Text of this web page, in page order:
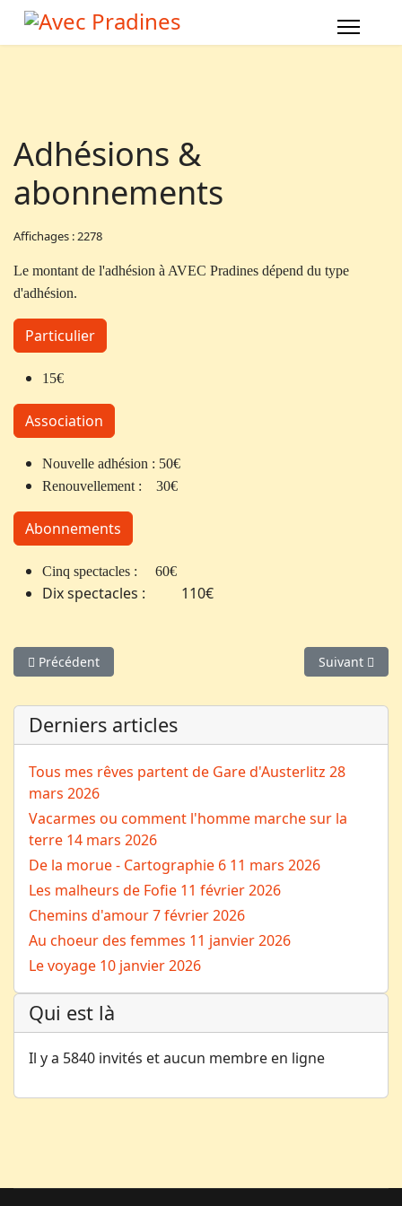
Adhésions &
abonnements
Affichages : 2278
Le montant de l'adhésion à AVEC Pradines dépend du type
d'adhésion.
Particulier
15€
Association
Nouvelle adhésion : 50€
Renouvellement : 30€
Abonnements
Cinq spectacles : 60€
Dix spectacles : 110€
Article précédent : Vacarmes ou comment l'homme marche
Précédent Article
Suivant
Derniers articles
Tous mes rêves partent de Gare d'Austerlitz 28
mars 2026
Vacarmes ou comment l'homme marche sur la
terre 14 mars 2026
De la morue - Cartographie 6 11 mars 2026
Les malheurs de Fofie 11 février 2026
Chemins d'amour7 février 2026
Au choeur des femmes 11 janvier 2026
Le voyage 10 janvier 2026
Qui est là
Il y a 5840 invités et aucun membre en ligne